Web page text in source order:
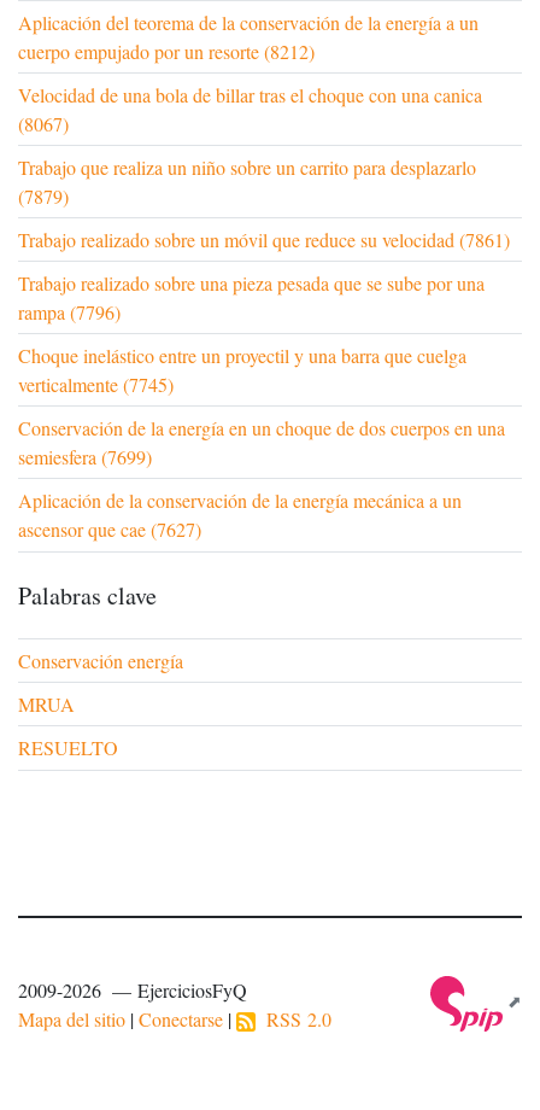
Aplicación del teorema de la conservación de la energía a un
cuerpo empujado por un resorte (8212)
Velocidad de una bola de billar tras el choque con una canica
(8067)
Trabajo que realiza un niño sobre un carrito para desplazarlo
(7879)
Trabajo realizado sobre un móvil que reduce su velocidad (7861)
Trabajo realizado sobre una pieza pesada que se sube por una
rampa (7796)
Choque inelástico entre un proyectil y una barra que cuelga
verticalmente (7745)
Conservación de la energía en un choque de dos cuerpos en una
semiesfera (7699)
Aplicación de la conservación de la energía mecánica a un
ascensor que cae (7627)
Palabras clave
Conservación energía
MRUA
RESUELTO
2009-2026 — EjerciciosFyQ
Mapa del sitio |Conectarse | RSS 2.0